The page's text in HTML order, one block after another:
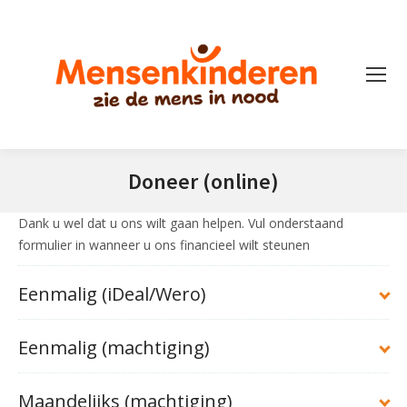
Doneer (online)
Dank u wel dat u ons wilt gaan helpen. Vul onderstaand
formulier in wanneer u ons financieel wilt steunen
Eenmalig (iDeal/Wero)
Eenmalig (machtiging)
Maandelijks (machtiging)